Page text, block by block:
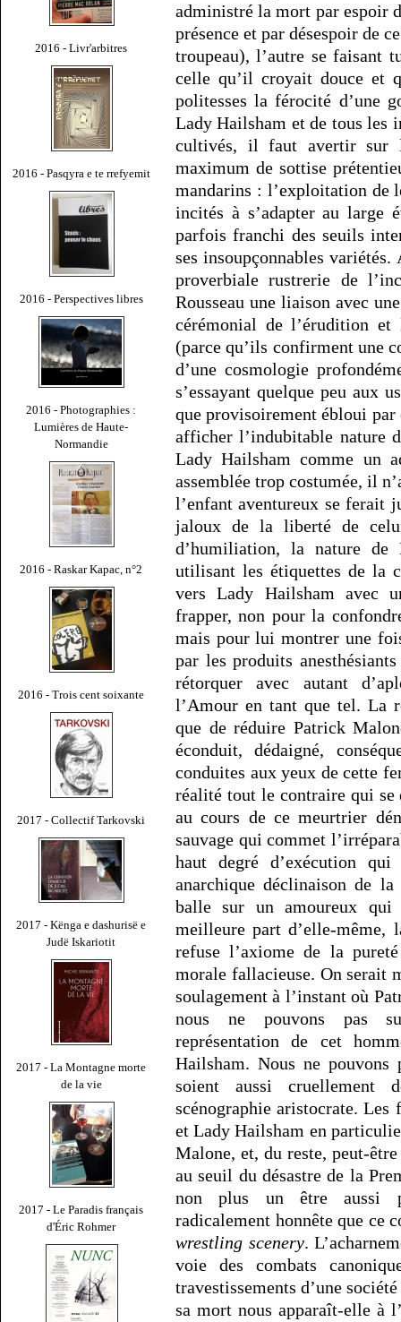
2016 - Livr'arbitres
2016 - Pasqyra e te rrefyemit
2016 - Perspectives libres
2016 - Photographies :
Lumières de Haute-
Normandie
2016 - Raskar Kapac, n°2
2016 - Trois cent soixante
2017 - Collectif Tarkovski
2017 - Kënga e dashurisë e
Judë Iskariotit
2017 - La Montagne morte
de la vie
2017 - Le Paradis français
d'Éric Rohmer
administré la mort par espoir
présence et par désespoir de
troupeau), l’autre se faisant
celle qu’il croyait douce et
politesses la férocité d’une
Lady Hailsham et de tous les
cultivés, il faut avertir sur
maximum de sottise
mandarins : l’exploitation de
incités à s’adapter au large
parfois franchi des seuils
ses insoupçonnables
proverbiale rustrerie de
Rousseau une liaison avec
cérémonial de l’érudition
(parce qu’ils confirment une
d’une cosmologie
s’essayant quelque peu aux
que provisoirement ébloui par
afficher l’indubitable nature
Lady Hailsham comme un
assemblée trop costumée, il
l’enfant aventureux se ferait
jaloux de la liberté de
d’humiliation, la nature
utilisant les étiquettes de la
vers Lady Hailsham avec
frapper, non pour la
mais pour lui montrer une
par les produits
rétorquer avec autant
l’Amour en tant que tel. La
que de réduire Patrick
éconduit, dédaigné,
conduites aux yeux de cette
réalité tout le contraire qui se
au cours de ce meurtrier
sauvage qui commet
haut degré d’exécution
anarchique déclinaison de
balle sur un amoureux qui
meilleure part d’elle-même,
refuse l’axiome de la
morale fallacieuse. On serait
soulagement à l’instant où
nous ne pouvons pas
représentation de cet
Hailsham. Nous ne
soient aussi cruellement
scénographie aristocrate. Les
et Lady Hailsham en
Malone, et, du reste, peut-
au seuil du désastre de la
non plus un être aussi
radicalement honnête que ce
wrestling scenery.
voie des combats
travestissements d’une
sa mort nous apparaît-elle à